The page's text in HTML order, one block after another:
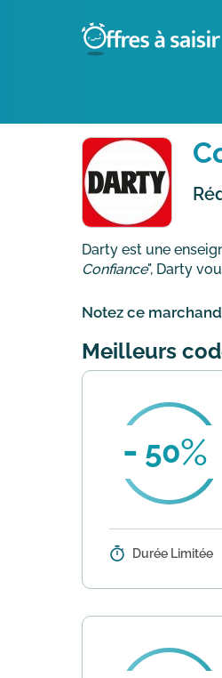
Darty est une
Confiance", Darty
Notez ce marchand
Meilleurs
50
Détails : Dans
Durée Limitée